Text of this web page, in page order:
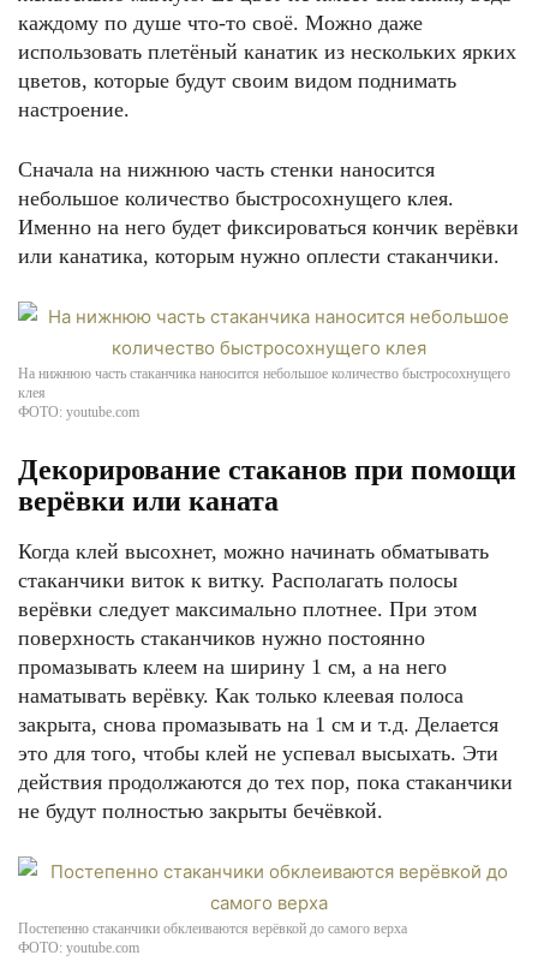
каждому по душе что-то своё. Можно даже
использовать плетёный канатик из нескольких ярких
цветов, которые будут своим видом поднимать
настроение.
Сначала на нижнюю часть стенки наносится
небольшое количество быстросохнущего клея.
Именно на него будет фиксироваться кончик верёвки
или канатика, которым нужно оплести стаканчики.
На нижнюю часть стаканчика наносится небольшое количество быстросохнущего
клея
ФОТО: youtube.com
Декорирование стаканов при помощи
верёвки или каната
Когда клей высохнет, можно начинать обматывать
стаканчики виток к витку. Располагать полосы
верёвки следует максимально плотнее. При этом
поверхность стаканчиков нужно постоянно
промазывать клеем на ширину 1 см, а на него
наматывать верёвку. Как только клеевая полоса
закрыта, снова промазывать на 1 см и т.д. Делается
это для того, чтобы клей не успевал высыхать. Эти
действия продолжаются до тех пор, пока стаканчики
не будут полностью закрыты бечёвкой.
Постепенно стаканчики обклеиваются верёвкой до самого верха
ФОТО: youtube.com